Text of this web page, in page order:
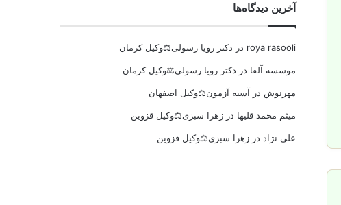
آخرین دیدگاه‌ها
roya rasooli در دکتر رویا رسولی⚖️وکیل کرمان
موسسه آلفا در دکتر رویا رسولی⚖️وکیل کرمان
مهرنوش در آسیه آزمون⚖️وکیل اصفهان
میثم محمد قلیها درزهرا سبزی⚖️وکیل قزوین
علی نژاد درزهرا سبزی⚖️وکیل قزوین